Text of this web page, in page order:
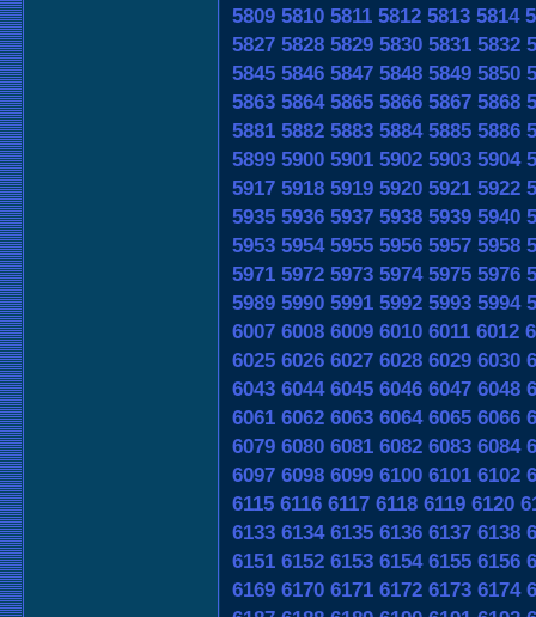
5809 5810 5811 5812 5813 5814
5827 5828 5829 5830 5831 5832
5845 5846 5847 5848 5849 5850
5863 5864 5865 5866 5867 5868
5881 5882 5883 5884 5885 5886
5899 5900 5901 5902 5903 5904
5917 5918 5919 5920 5921 5922
5935 5936 5937 5938 5939 5940
5953 5954 5955 5956 5957 5958
5971 5972 5973 5974 5975 5976
5989 5990 5991 5992 5993 5994
6007 6008 6009 6010 6011 6012
6025 6026 6027 6028 6029 6030
6043 6044 6045 6046 6047 6048
6061 6062 6063 6064 6065 6066
6079 6080 6081 6082 6083 6084
6097 6098 6099 6100 6101 6102
6115 6116 6117 6118 6119 6120
6133 6134 6135 6136 6137 6138
6151 6152 6153 6154 6155 6156
6169 6170 6171 6172 6173 6174